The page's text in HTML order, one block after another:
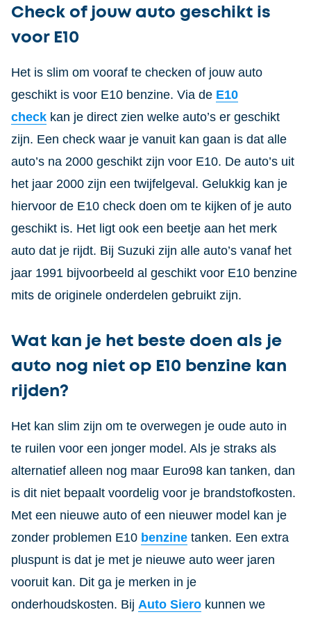
Check of jouw auto geschikt is
voor E10
Het is slim om vooraf te checken of jouw auto
geschikt is voor E10 benzine. Via de E10
check kan je direct zien welke auto’s er geschikt
zijn. Een check waar je vanuit kan gaan is dat alle
auto’s na 2000 geschikt zijn voor E10. De auto’s uit
het jaar 2000 zijn een twijfelgeval. Gelukkig kan je
hiervoor de E10 check doen om te kijken of je auto
geschikt is. Het ligt ook een beetje aan het merk
auto dat je rijdt. Bij Suzuki zijn alle auto’s vanaf het
jaar 1991 bijvoorbeeld al geschikt voor E10 benzine
mits de originele onderdelen gebruikt zijn.
Wat kan je het beste doen als je
auto nog niet op E10 benzine kan
rijden?
Het kan slim zijn om te overwegen je oude auto in
te ruilen voor een jonger model. Als je straks als
alternatief alleen nog maar Euro98 kan tanken, dan
is dit niet bepaalt voordelig voor je brandstofkosten.
Met een nieuwe auto of een nieuwer model kan je
zonder problemen E10 benzine tanken. Een extra
pluspunt is dat je met je nieuwe auto weer jaren
vooruit kan. Dit ga je merken in je
onderhoudskosten. Bij Auto Siero kunnen we